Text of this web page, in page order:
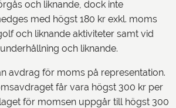
och liknande, dock inte
med högst 180 kr exkl. moms
och liknande aktiviteter samt vid
och liknande.
avdrag för moms på representation.
får vara högst 300 kr per
för momsen uppgår till högst 300